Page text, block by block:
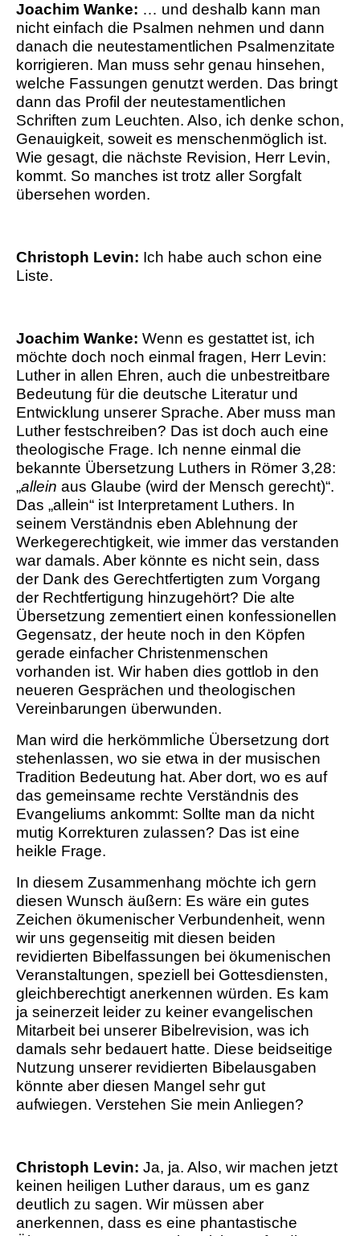
Joachim Wanke: … und deshalb kann man
nicht einfach die Psalmen nehmen und dann
danach die neutestamentlichen Psalmenzitate
korrigieren. Man muss sehr genau hinsehen,
welche Fassungen genutzt werden. Das bringt
dann das Profil der neutestamentlichen
Schriften zum Leuchten. Also, ich denke schon,
Genauigkeit, soweit es menschenmöglich ist.
Wie gesagt, die nächste Revision, Herr Levin,
kommt. So manches ist trotz aller Sorgfalt
übersehen worden.
Christoph Levin: Ich habe auch schon eine
Liste.
Joachim Wanke: Wenn es gestattet ist, ich
möchte doch noch einmal fragen, Herr Levin:
Luther in allen Ehren, auch die unbestreitbare
Bedeutung für die deutsche Literatur und
Entwicklung unserer Sprache. Aber muss man
Luther festschreiben? Das ist doch auch eine
theologische Frage. Ich nenne einmal die
bekannte Übersetzung Luthers in Römer 3,28:
„allein aus Glaube (wird der Mensch gerecht)“.
Das „allein“ ist Interpretament Luthers. In
seinem Verständnis eben Ablehnung der
Werkegerechtigkeit, wie immer das verstanden
war damals. Aber könnte es nicht sein, dass
der Dank des Gerechtfertigten zum Vorgang
der Rechtfertigung hinzugehört? Die alte
Übersetzung zementiert einen konfessionellen
Gegensatz, der heute noch in den Köpfen
gerade einfacher Christenmenschen
vorhanden ist. Wir haben dies gottlob in den
neueren Gesprächen und theologischen
Vereinbarungen überwunden.
Man wird die herkömmliche Übersetzung dort
stehenlassen, wo sie etwa in der musischen
Tradition Bedeutung hat. Aber dort, wo es auf
das gemeinsame rechte Verständnis des
Evangeliums ankommt: Sollte man da nicht
mutig Korrekturen zulassen? Das ist eine
heikle Frage.
In diesem Zusammenhang möchte ich gern
diesen Wunsch äußern: Es wäre ein gutes
Zeichen ökumenischer Verbundenheit, wenn
wir uns gegenseitig mit diesen beiden
revidierten Bibelfassungen bei ökumenischen
Veranstaltungen, speziell bei Gottesdiensten,
gleichberechtigt anerkennen würden. Es kam
ja seinerzeit leider zu keiner evangelischen
Mitarbeit bei unserer Bibelrevision, was ich
damals sehr bedauert hatte. Diese beidseitige
Nutzung unserer revidierten Bibelausgaben
könnte aber diesen Mangel sehr gut
aufwiegen. Verstehen Sie mein Anliegen?
Christoph Levin: Ja, ja. Also, wir machen jetzt
keinen heiligen Luther daraus, um es ganz
deutlich zu sagen. Wir müssen aber
anerkennen, dass es eine phantastische